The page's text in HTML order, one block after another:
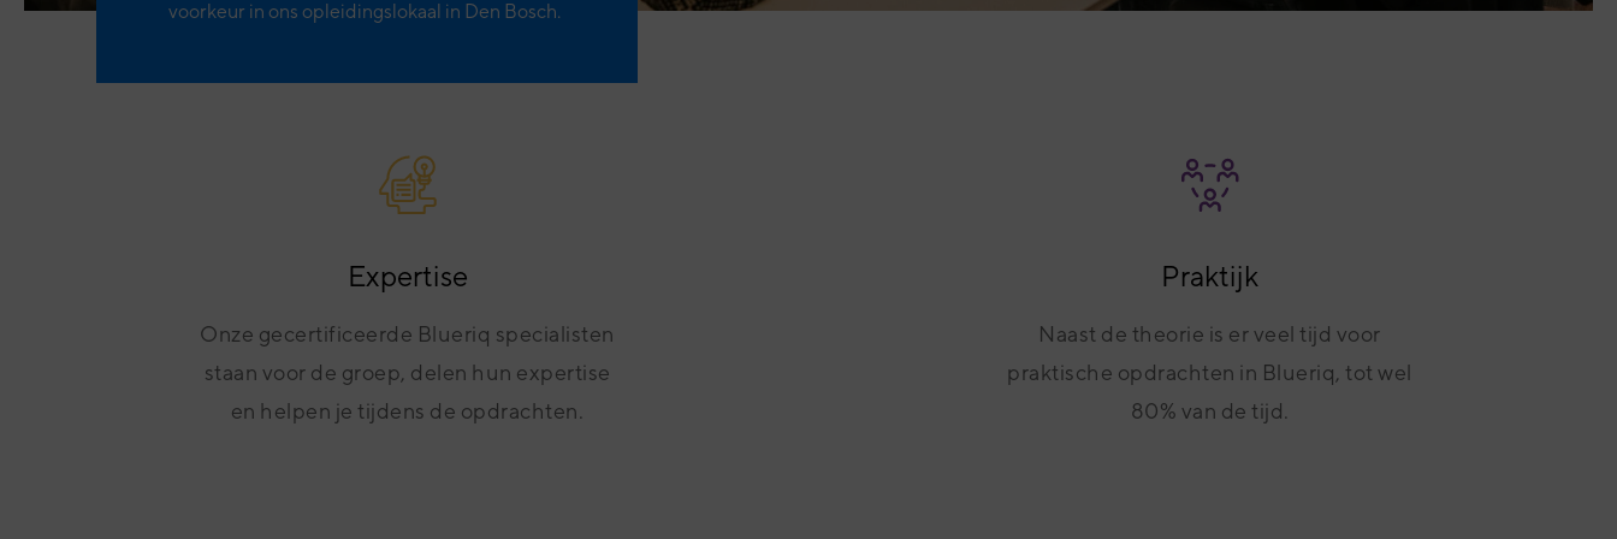
voorkeur in ons opleidingslokaal in Den Bosch.
Expertise
Onze gecertificeerde Blueriq specialisten
staan voor de groep, delen hun expertise
en helpen je tijdens de opdrachten.
Praktijk
Naast de theorie is er veel tijd voor
praktische opdrachten in Blueriq, tot wel
80% van de tijd.